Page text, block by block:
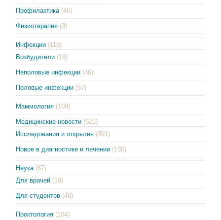
Профилактика (46)
Физиотерапия (3)
Инфекции (119)
Возбудители (16)
Неполовые инфекции (46)
Половые инфекции (57)
Маммология (109)
Медицинские новости (521)
Исследования и открытия (391)
Новое в диагностике и лечении (130)
Наука (67)
Для врачей (19)
Для студентов (48)
Проктология (104)